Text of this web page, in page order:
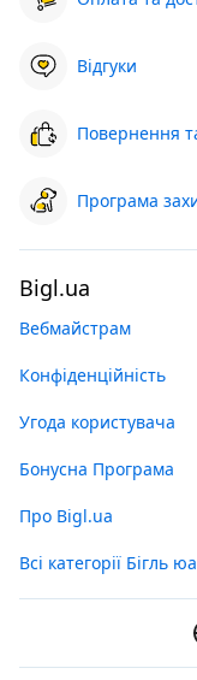
Відгуки
Повернення
Програма
Bigl.ua
Вебмайстрам
Конфіденційність
Угода користувача
Бонусна Програма
Про Bigl.ua
Всі категорії Бігль юа